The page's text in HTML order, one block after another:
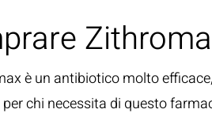
è un antibiotico molto
chi necessita di questo